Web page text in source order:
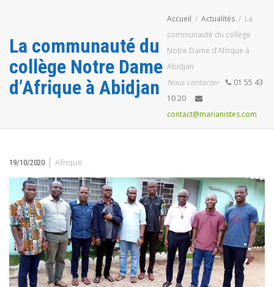
La communauté du
collège Notre Dame
d’Afrique à Abidjan
Accueil Actualités
La
communauté du collège
Notre Dame d’Afrique à
Abidjan
Nous contacter
01 55 43
10 20
contact@marianistes.com
19/10/2020 | Afrique